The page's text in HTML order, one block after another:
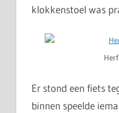
klokkenstoel was
Er stond een fiets
binnen speelde